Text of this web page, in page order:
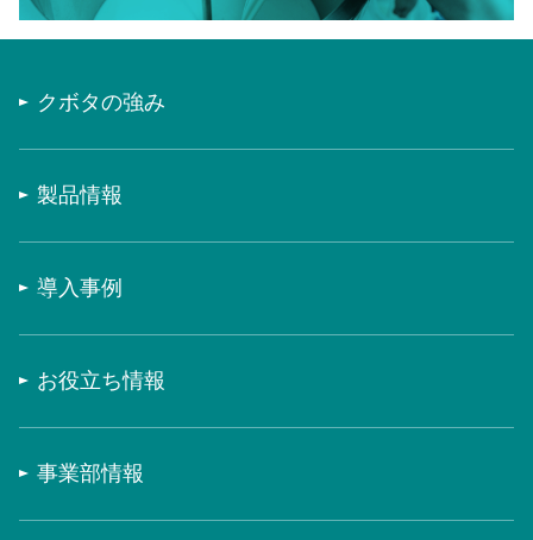
クボタの強み
製品情報
導入事例
お役立ち情報
事業部情報